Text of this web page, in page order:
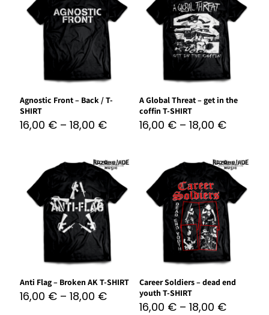
Agnostic Front – Back / T-
SHIRT
16,00 € – 18,00 €
A Global Threat – get in the
coffin T-SHIRT
16,00 €– 18,00 €
Anti Flag – Broken AK T-SHIRT
16,00 € – 18,00 €
Career Soldiers – dead end
youth T-SHIRT
16,00 €– 18,00 €